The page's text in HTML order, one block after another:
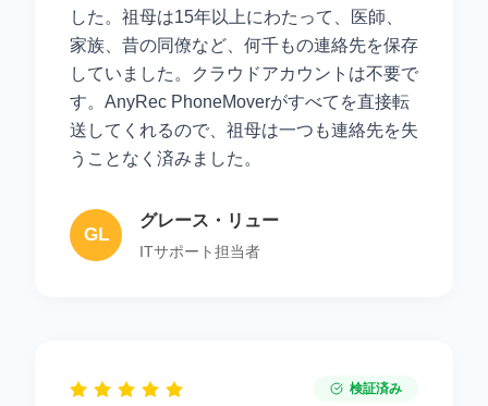
した。祖母は15年以上にわたって、医師、
家族、昔の同僚など、何千もの連絡先を保存
していました。クラウドアカウントは不要で
す。AnyRec PhoneMoverがすべてを直接転
送してくれるので、祖母は一つも連絡先を失
うことなく済みました。
GL
グレース・リュー
ITサポート担当者
検証済み